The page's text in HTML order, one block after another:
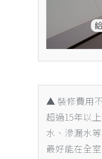
▲ 裝修費用
超過15年以
水、滲漏水
最好能在全